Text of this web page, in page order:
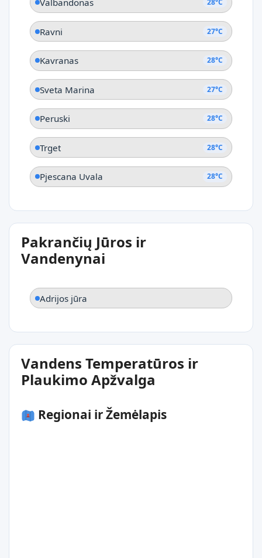
28°C
Ravni 27°C
Kavranas 28°C
Sveta Marina 27°C
Peruski 28°C
Trget 28°C
Pjescana Uvala 28°C
Pakrančių Jūros ir
Vandenynai
Adrijos jūra
Vandens Temperatūros ir
Plaukimo Apžvalga
Regionai ir Žemėlapis